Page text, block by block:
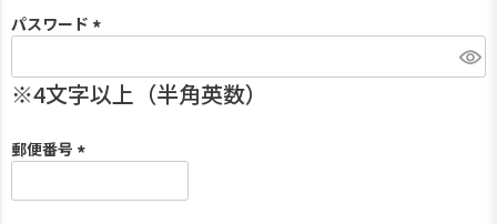
)
パスワード
必
須
郵便番号
必